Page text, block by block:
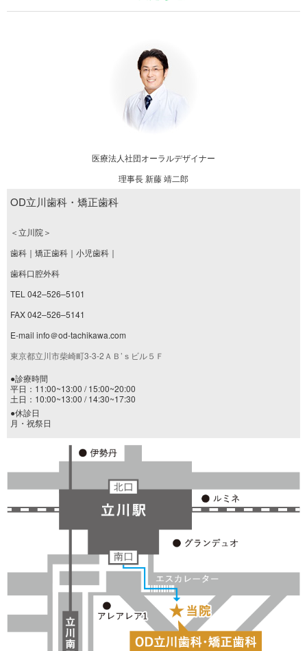
医療法人社団オーラルデザイナー
理事長 新藤 靖二郎
OD立川歯科・矯正歯科
＜立川院＞
歯科｜矯正歯科｜小児歯科｜
歯科口腔外科
TEL 042–526–5101
FAX 042–526–5141
E-mail info＠od-tachikawa.com
東京都立川市柴崎町3-3-2ＡＢ’ｓビル５Ｆ
●診療時間
平日：11:00~13:00 / 15:00~20:00
土日：10:00~13:00 / 14:30~17:30
●休診日
月・祝祭日